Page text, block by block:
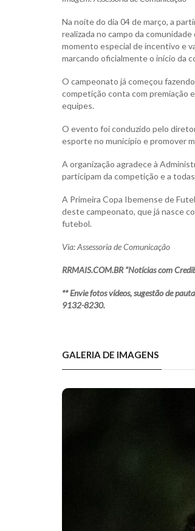
Na noite do dia 04 de março, a
realizada no campo da
momento especial de incentivo e
marcando oficialmente o início da
O campeonato já começou
competição conta com premiação
equipes.
O evento foi conduzido pelo
esporte no município e promover
A organização agradece à
participam da competição e a
A Primeira Copa Ibemense de
deste campeonato, que já nasce
futebol.
Via:Assessoria de Comunicação
RRMAIS.COM.BR “Notícias com
** Envie fotos vídeos, sugestão de
9132-8230.
GALERIA DE IMAGENS